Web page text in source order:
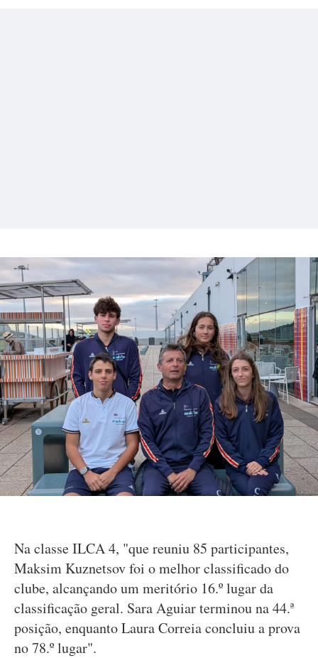
Na classe ILCA 4, "que reuniu 85 participantes,
Maksim Kuznetsov foi o melhor classificado do
clube, alcançando um meritório 16.º lugar da
classificação geral. Sara Aguiar terminou na 44.ª
posição, enquanto Laura Correia concluiu a prova
no 78.º lugar".